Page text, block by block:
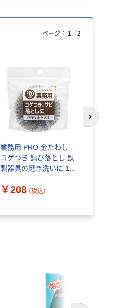
業務用 PRO 金たわし
コゲつき 錆び落とし 鉄
製器具の磨き洗いに 1個
￥208 （税込）
ページ： 1 ／2
次のスライド